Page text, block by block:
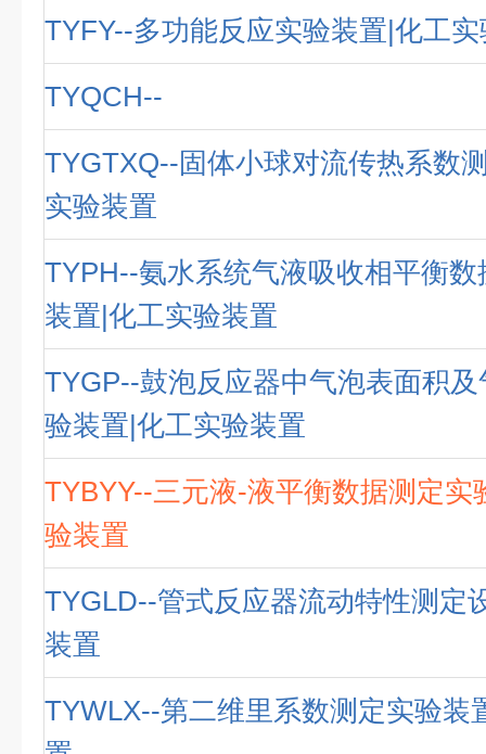
TYFY--多功能反应实验装置|化工
TYQCH--
TYGTXQ--固体小球对流传热系数
实验装置
TYPH--氨水系统气液吸收相平衡
装置|化工实验装置
TYGP--鼓泡反应器中气泡表面积
验装置|化工实验装置
TYBYY--三元液-液平衡数据测定实
验装置
TYGLD--管式反应器流动特性测定
装置
TYWLX--第二维里系数测定实验装